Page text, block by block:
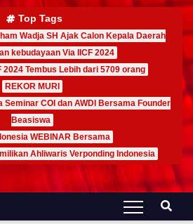
Top Tags
Wadja SH Ajak Calon Kepala Daerah
kebudayaan Via IICF 2024
2024 Tembus Lebih dari 5709 orang
REKOR MURI
Seminar COI dan AWDI Bersama Founder
Beasiswa
WEBINAR Bersama
Ahliwaris Verponding Indonesia